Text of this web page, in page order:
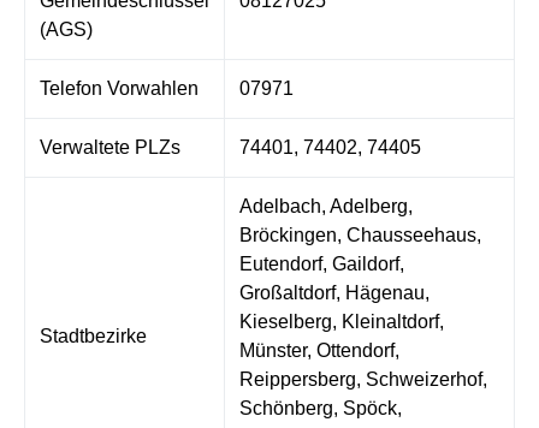
(AGS)
Telefon Vorwahlen 07971
Verwaltete PLZs 74401, 74402, 74405
Stadtbezirke
Adelbach, Adelberg,
Bröckingen, Chausseehaus,
Eutendorf, Gaildorf,
Großaltdorf, Hägenau,
Kieselberg, Kleinaltdorf,
Münster, Ottendorf,
Reippersberg, Schweizerhof,
Schönberg, Spöck,